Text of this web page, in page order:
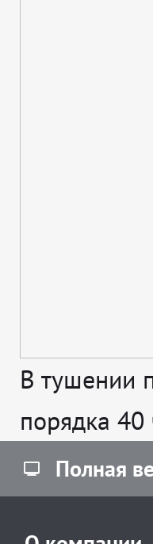
В тушении
порядка 40
Полная